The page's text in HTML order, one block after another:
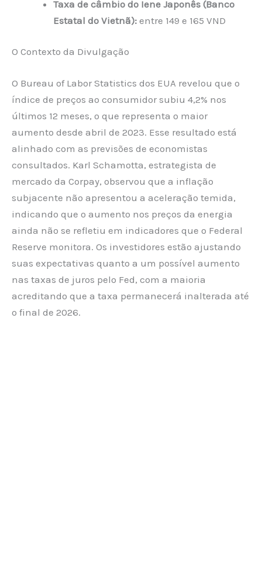
Taxa de câmbio do Iene Japonês (Banco
Estatal do Vietnã): entre 149 e 165 VND
O Contexto da Divulgação
O Bureau of Labor Statistics dos EUA revelou que o
índice de preços ao consumidor subiu 4,2% nos
últimos 12 meses, o que representa o maior
aumento desde abril de 2023. Esse resultado está
alinhado com as previsões de economistas
consultados. Karl Schamotta, estrategista de
mercado da Corpay, observou que a inflação
subjacente não apresentou a aceleração temida,
indicando que o aumento nos preços da energia
ainda não se refletiu em indicadores que o Federal
Reserve monitora. Os investidores estão ajustando
suas expectativas quanto a um possível aumento
nas taxas de juros pelo Fed, com a maioria
acreditando que a taxa permanecerá inalterada até
o final de 2026.